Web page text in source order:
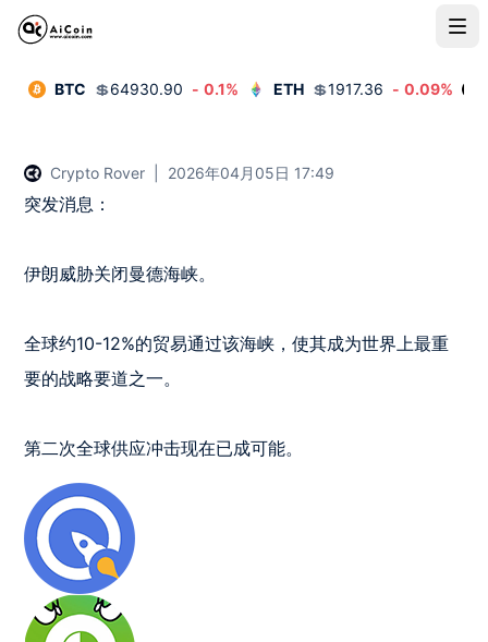
BTC 💲64930.90 - 0.1% ETH 💲1917.36 - 0.09%
Crypto Rover 2026年04月05日 17:49
突发消息：
伊朗威胁关闭曼德海峡。
全球约10-12%的贸易通过该海峡，使其成为世界上最重
要的战略要道之一。
第二次全球供应冲击现在已成可能。